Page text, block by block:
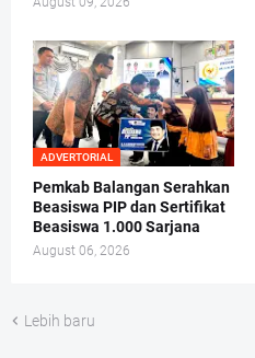
ADVERTORIAL
Pemkab Balangan Serahkan
Beasiswa PIP dan Sertifikat
Beasiswa 1.000 Sarjana
August 06, 2026
Lebih baru